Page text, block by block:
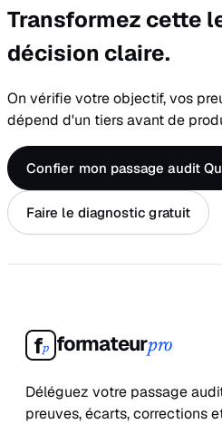
Transformez cette
décision claire.
On vérifie votre objectif, vos
dépend d'un tiers avant de
Confier mon passage audit
Faire le diagnostic gratuit
fp formateurpro
Déléguez votre passage
preuves, écarts, corrections